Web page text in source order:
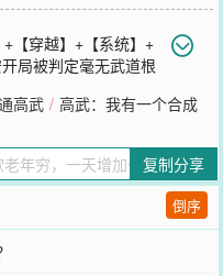
+【穿越】+【系统】+
局被判定毫无武道根
上限！一年，天赋暴涨三百
千零九十五点，甩开常人！
个时代！十年前你叫我废物
么？秦虎：不是，我叔怎么
家麒麟儿有大帝之资！曾经
开路虎了！当年的诊断陈安
光：我TM真该死啊，竟然说
年，横推天骄；蛰伏数万
高武 / 高武：我有一个合成
复制分享
倒序